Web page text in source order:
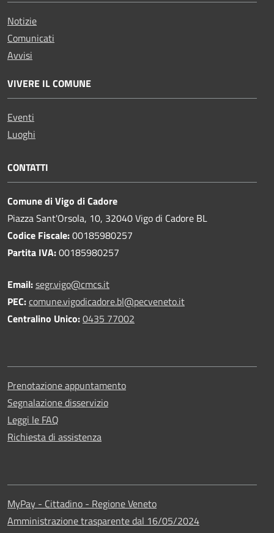
Notizie
Comunicati
Avvisi
VIVERE IL COMUNE
Eventi
Luoghi
CONTATTI
Comune di Vigo di Cadore
Piazza Sant'Orsola, 10, 32040 Vigo di Cadore BL
Codice Fiscale:00185980257
Partita IVA:00185980257
Email:segr.vigo@cmcs.it
PEC:comune.vigodicadore.bl@pecveneto.it
Centralino Unico:0435 77002
Prenotazione appuntamento
Segnalazione disservizio
Leggi le FAQ
Richiesta di assistenza
MyPay - Cittadino - Regione Veneto
Amministrazione trasparente dal 16/05/2024